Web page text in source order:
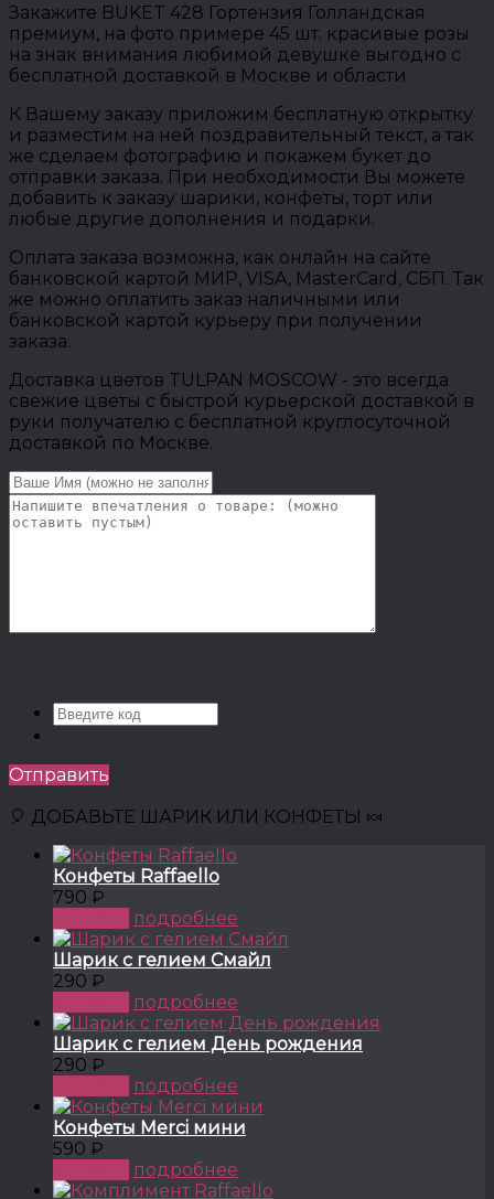
Закажите BUKET 428 Гортензия Голландская
премиум, на фото примере 45 шт. красивые розы
на знак внимания любимой девушке выгодно с
бесплатной доставкой в Москве и области
К Вашему заказу приложим бесплатную открытку
и разместим на ней поздравительный текст, а так
же сделаем фотографию и покажем букет до
отправки заказа. При необходимости Вы можете
добавить к заказу шарики, конфеты, торт или
любые другие дополнения и подарки.
Оплата заказа возможна, как онлайн на сайте
банковской картой МИР, VISA, MasterCard, СБП. Так
же можно оплатить заказ наличными или
банковской картой курьеру при получении
заказа.
Доставка цветов TULPAN MOSCOW - это всегда
свежие цветы с быстрой курьерской доставкой в
руки получателю с бесплатной круглосуточной
доставкой по Москве.
Отправить
🎈 ДОБАВЬТЕ ШАРИК ИЛИ КОНФЕТЫ 🍬
Конфеты Raffaello
790 ₽
подробнее
Шарик с гелием Смайл
290 ₽
подробнее
Шарик с гелием День рождения
290 ₽
подробнее
Конфеты Merci мини
590 ₽
подробнее